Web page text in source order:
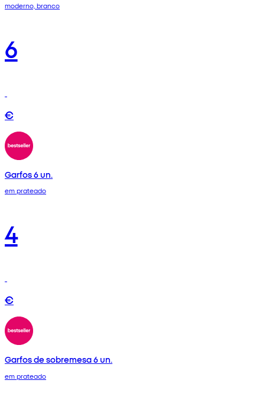
moderno, branco
6
€
Garfos 6 un.
em prateado
4
€
Garfos de sobremesa 6 un.
em prateado